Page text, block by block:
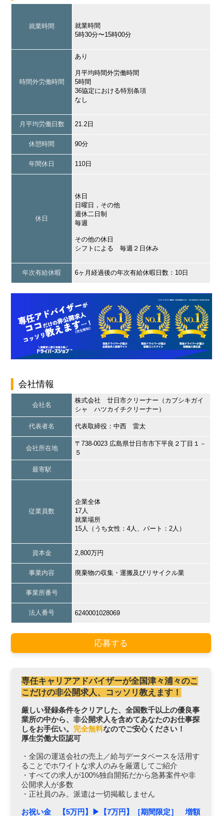
就業時間
就業時間
5時30分〜15時00分
時間外労働時間
あり
月平均時間外労働時間
5時間
36協定における特別条項
なし
月平均労働日数 21.2日
休憩時間 90分
年間休日 110日
休日
休日
日曜日，その他
週休二日制
毎週
その他の休日
シフトによる 毎週２日休み
年次有給休暇 6ヶ月経過後の年次有給休暇日数：10日
会社情報
会社名
株式会社 廿日市クリーナー（カブシキガイ
シャ ハツカイチクリーナー）
代表者名 代表取締役：中西 雷太
会社所在地
〒738-0023 広島県廿日市市下平良２丁目１－
５
最寄駅
従業員数
企業全体
17人
就業場所
15人（うち女性：4人、パート：2人）
資本金 2,800万円
事業内容 廃棄物の収集・運搬及びリサイクル業
事業所番号
法人番号 6240001028069
応募する
専任キャリアアドバイザーが全国津々浦々のこ
こだけの非公開求人、コッソリ教えます！
厳しい登録条件をクリアした、全国数千以上の優良事
業所の中から、非公開求人を含めてあなたのお仕事探
しをお手伝い。 完全無料なのでご安心ください！
厚生労働大臣認可
・全国の運送会社の売上／給与データベースを活用す
ることでホワイトな求人のみを厳選してご紹介
・すべての求人が100%独自開拓だから急募案件や非
公開求人が多数
・正社員のみ。派遣は一切掲載しません
お祝い金 【5万円】▶︎【7万円】［期間限定］ 増額